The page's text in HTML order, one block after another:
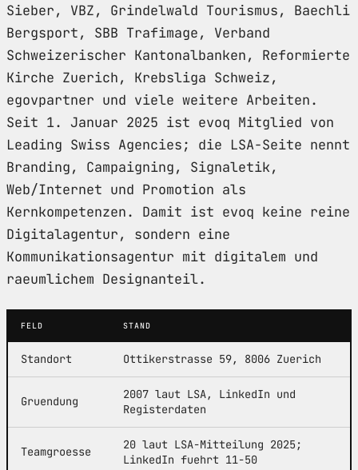
Sieber, VBZ, Grindelwald Tourismus, Baechli
Bergsport, SBB Trafimage, Verband
Schweizerischer Kantonalbanken, Reformierte
Kirche Zuerich, Krebsliga Schweiz,
egovpartner und viele weitere Arbeiten.
Seit 1. Januar 2025 ist evoq Mitglied von
Leading Swiss Agencies; die LSA-Seite nennt
Branding, Campaigning, Signaletik,
Web/Internet und Promotion als
Kernkompetenzen. Damit ist evoq keine reine
Digitalagentur, sondern eine
Kommunikationsagentur mit digitalem und
raeumlichem Designanteil.
FELD STAND
Standort Ottikerstrasse 59, 8006 Zuerich
Gruendung
2007 laut LSA, LinkedIn und
Registerdaten
Teamgroesse
20 laut LSA-Mitteilung 2025;
LinkedIn fuehrt 11-50